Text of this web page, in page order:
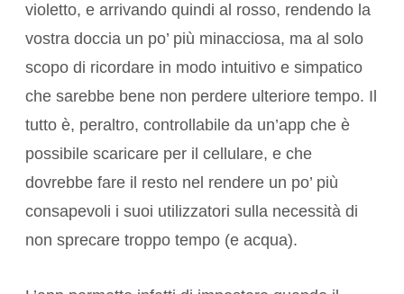
violetto, e arrivando quindi al rosso, rendendo la
vostra doccia un po’ più minacciosa, ma al solo
scopo di ricordare in modo intuitivo e simpatico
che sarebbe bene non perdere ulteriore tempo. Il
tutto è, peraltro, controllabile da un’app che è
possibile scaricare per il cellulare, e che
dovrebbe fare il resto nel rendere un po’ più
consapevoli i suoi utilizzatori sulla necessità di
non sprecare troppo tempo (e acqua).